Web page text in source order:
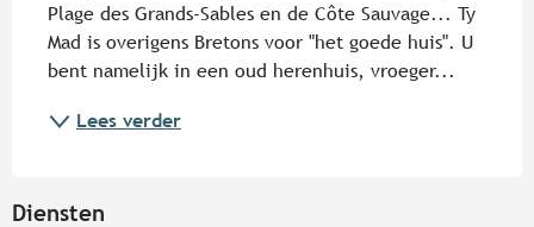
Plage des Grands-Sables en de Côte Sauvage... Ty
Mad is overigens Bretons voor "het goede huis". U
bent namelijk in een oud herenhuis, vroeger...
Lees verder
Diensten